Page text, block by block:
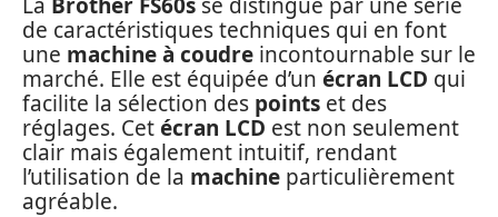
de caractéristiques techniques qui en font
une machine à coudre incontournable sur le
marché. Elle est équipée d’un écran LCD qui
facilite la sélection des points et des
réglages. Cetécran LCD est non seulement
clair mais également intuitif, rendant
l’utilisation de la machine particulièrement
agréable.